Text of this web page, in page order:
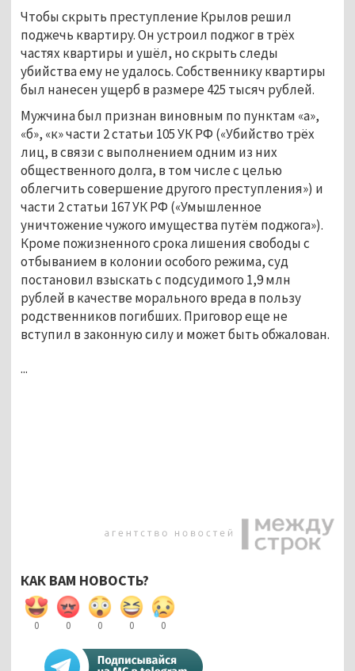
Чтобы скрыть преступление Крылов решил
поджечь квартиру. Он устроил поджог в трёх
частях квартиры и ушёл, но скрыть следы
убийства ему не удалось. Собственнику квартиры
был нанесен ущерб в размере 425 тысяч рублей.
Мужчина был признан виновным по пунктам «а»,
«б», «к» части 2 статьи 105 УК РФ («Убийство трёх
лиц, в связи с выполнением одним из них
общественного долга, в том числе с целью
облегчить совершение другого преступления») и
части 2 статьи 167 УК РФ («Умышленное
уничтожение чужого имущества путём поджога»).
Кроме пожизненного срока лишения свободы с
отбыванием в колонии особого режима, суд
постановил взыскать с подсудимого 1,9 млн
рублей в качестве морального вреда в пользу
родственников погибших. Приговор еще не
вступил в законную силу и может быть обжалован.
...
КАК ВАМ НОВОСТЬ?
0 0 0 0 0